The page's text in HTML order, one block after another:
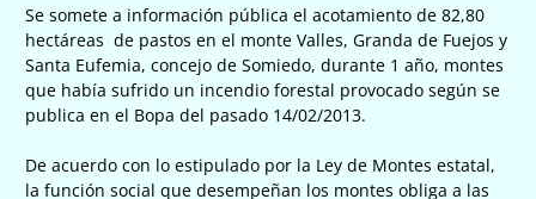
Se somete a información pública el acotamiento de 82,80
hectáreas de pastos en el monte Valles, Granda de Fuejos y
Santa Eufemia, concejo de Somiedo, durante 1 año, montes
que había sufrido un incendio forestal provocado según se
publica en el Bopa del pasado 14/02/2013.
De acuerdo con lo estipulado por la Ley de Montes estatal,
la función social que desempeñan los montes obliga a las